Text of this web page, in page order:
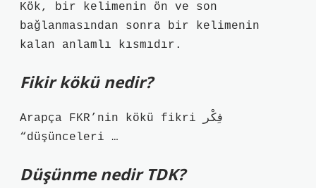
Kök, bir kelimenin ön ve son
bağlanmasından sonra bir kelimenin
kalan anlamlı kısmıdır.
Fikir kökü nedir?
Arapça FKR’nin kökü fikri فِكْر
“düşünceleri …
Düşünme nedir TDK?